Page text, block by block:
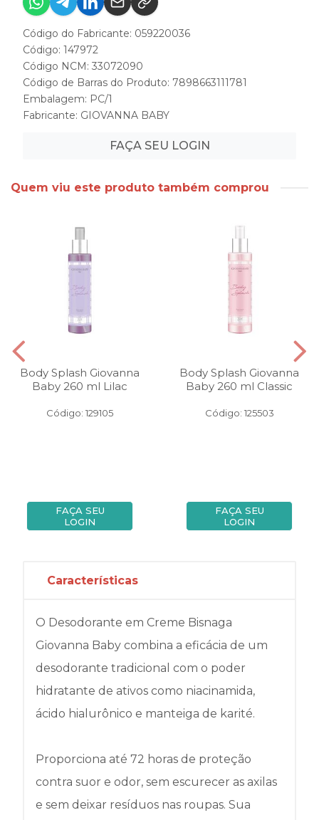
Código do Fabricante: 059220036
Código: 147972
Código NCM: 33072090
Código de Barras do Produto: 7898663111781
Embalagem: PC/1
Fabricante: GIOVANNA BABY
FAÇA SEU LOGIN
Quem viu este produto também comprou
Body Splash Giovanna
Baby 260 ml Lilac
Código: 129105
FAÇA SEU
LOGIN
Body Splash Giovanna
Baby 260 ml Classic
Código: 125503
FAÇA SEU
LOGIN
Características
O Desodorante em Creme Bisnaga
Giovanna Baby combina a eficácia de um
desodorante tradicional com o poder
hidratante de ativos como niacinamida,
ácido hialurônico e manteiga de karité.
Proporciona até 72 horas de proteção
contra suor e odor, sem escurecer as axilas
e sem deixar resíduos nas roupas. Sua